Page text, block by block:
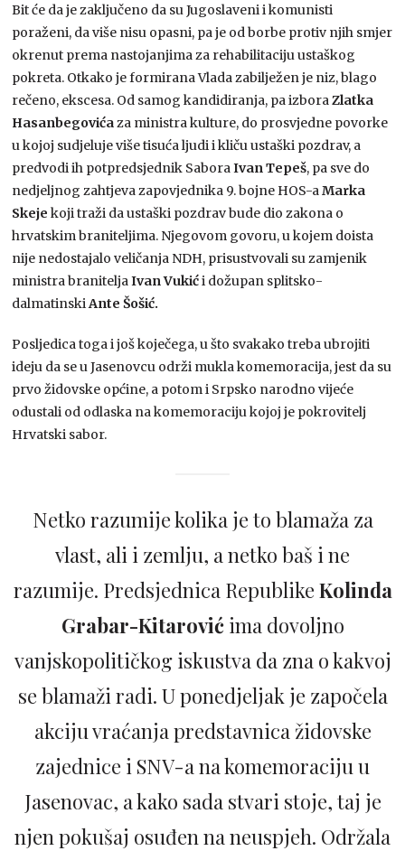
Bit će da je zaključeno da su Jugoslaveni i komunisti
poraženi, da više nisu opasni, pa je od borbe protiv njih smjer
okrenut prema nastojanjima za rehabilitaciju ustaškog
pokreta. Otkako je formirana Vlada zabilježen je niz, blago
rečeno, ekscesa. Od samog kandidiranja, pa izboraZlatka
Hasanbegovićaza ministra kulture, do prosvjedne povorke
u kojoj sudjeluje više tisuća ljudi i kliču ustaški pozdrav, a
predvodi ih potpredsjednik SaboraIvan Tepeš, pa sve do
nedjeljnog zahtjeva zapovjednika 9. bojne HOS-aMarka
Skeje koji traži da ustaški pozdrav bude dio zakona o
hrvatskim braniteljima. Njegovom govoru, u kojem doista
nije nedostajalo veličanja NDH, prisustvovali su zamjenik
ministra braniteljaIvan Vukići dožupan splitsko-
dalmatinskiAnte Šošić.
Posljedica toga i još koječega, u što svakako treba ubrojiti
ideju da se u Jasenovcu održi mukla komemoracija, jest da su
prvo židovske općine, a potom i Srpsko narodno vijeće
odustali od odlaska na komemoraciju kojoj je pokrovitelj
Hrvatski sabor.
Netko razumije kolika je to blamaža za
vlast, ali i zemlju, a netko baš i ne
razumije. Predsjednica Republike Kolinda
Grabar-Kitarovićima dovoljno
vanjskopolitičkog iskustva da zna o kakvoj
se blamaži radi. U ponedjeljak je započela
akciju vraćanja predstavnica židovske
zajednice i SNV-a na komemoraciju u
Jasenovac, a kako sada stvari stoje, taj je
njen pokušaj osuđen na neuspjeh. Održala